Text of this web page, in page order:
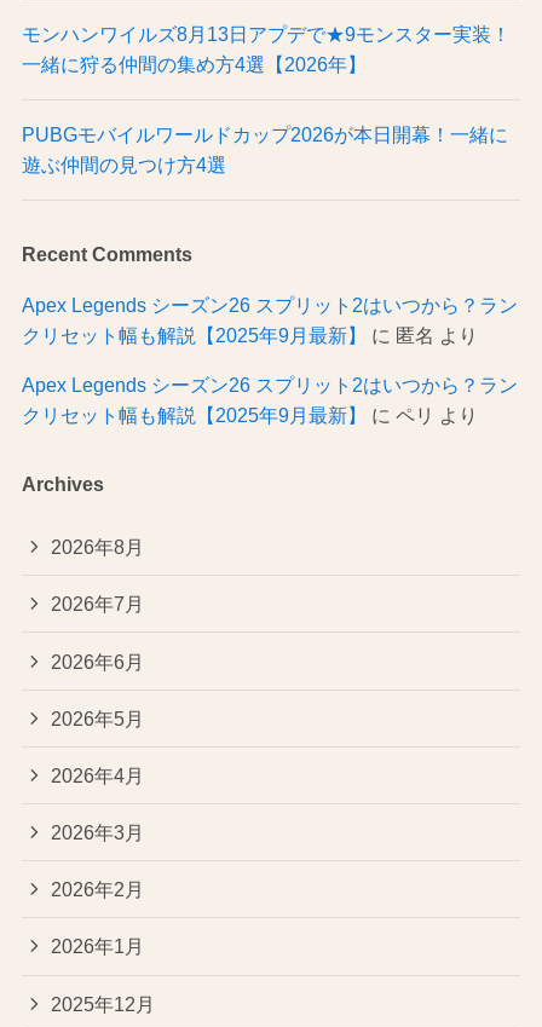
モンハンワイルズ8月13日アプデで★9モンスター実装！
一緒に狩る仲間の集め方4選【2026年】
PUBGモバイルワールドカップ2026が本日開幕！一緒に
遊ぶ仲間の見つけ方4選
Recent Comments
Apex Legends シーズン26 スプリット2はいつから？ラン
クリセット幅も解説【2025年9月最新】
に 匿名 より
Apex Legends シーズン26 スプリット2はいつから？ラン
クリセット幅も解説【2025年9月最新】
に ペリ より
Archives
2026年8月
2026年7月
2026年6月
2026年5月
2026年4月
2026年3月
2026年2月
2026年1月
2025年12月